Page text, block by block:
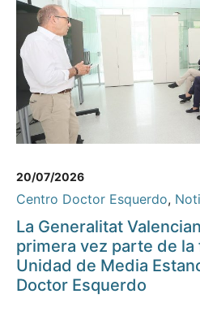
20/07/2026
Centro Doctor Esquerdo,
La Generalitat
primera vez parte de la
Unidad de Media
Doctor Esquerdo